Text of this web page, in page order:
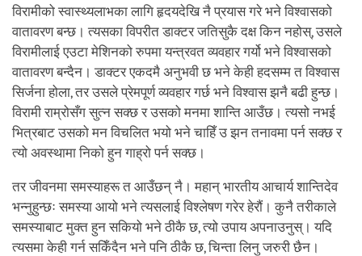
विरामीको स्वास्थ्यलाभका लागि हृदयदेखि नै प्रयास गरे भने विश्वासको
वातावरण बन्छ। त्यसका विपरीत डाक्टर जतिसुकै दक्ष किन नहोस्, उसले
विरामीलाई एउटा मेशिनको रुपमा यन्त्रवत व्यवहार गर्यो भने विश्वासको
वातावरण बन्दैन। डाक्टर एकदमै अनुभवी छ भने केही हदसम्म त विश्वास
सिर्जना होला, तर उसले प्रेमपूर्ण व्यवहार गर्छ भने विश्वास झनै बढी हुन्छ।
विरामी राम्रोसँग सुत्न सक्छ र उसको मनमा शान्ति आउँछ। त्यसो नभई
भित्रबाट उसको मन विचलित भयो भने चाहिँ उ झन तनावमा पर्न सक्छ र
त्यो अवस्थामा निको हुन गाह्रो पर्न सक्छ।
तर जीवनमा समस्याहरू त आउँछन् नै। महान् भारतीय आचार्य शान्तिदेव
भन्नुहुन्छः समस्या आयो भने त्यसलाई विश्लेषण गरेर हेरौं। कुनै तरीकाले
समस्याबाट मुक्त हुन सकियो भने ठीकै छ, त्यो उपाय अपनाउनुस्। यदि
त्यसमा केही गर्न सकिँदैन भने पनि ठीकै छ, चिन्ता लिनु जरुरी छैन।